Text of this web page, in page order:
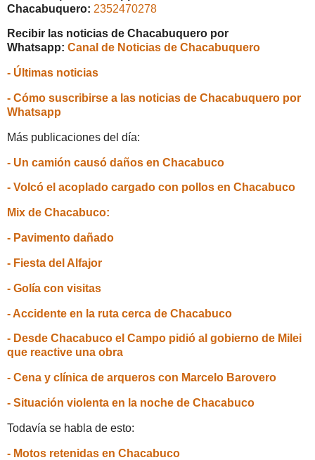
Chacabuquero: 2352470278
Recibir las noticias de Chacabuquero por
Whatsapp: Canal de Noticias de Chacabuquero
- Últimas noticias
- Cómo suscribirse a las noticias de Chacabuquero por
Whatsapp
Más publicaciones del día:
- Un camión causó daños en Chacabuco
- Volcó el acoplado cargado con pollos en Chacabuco
Mix de Chacabuco:
- Pavimento dañado
- Fiesta del Alfajor
- Golía con visitas
- Accidente en la ruta cerca de Chacabuco
- Desde Chacabuco el Campo pidió al gobierno de Milei
que reactive una obra
- Cena y clínica de arqueros con Marcelo Barovero
- Situación violenta en la noche de Chacabuco
Todavía se habla de esto:
- Motos retenidas en Chacabuco